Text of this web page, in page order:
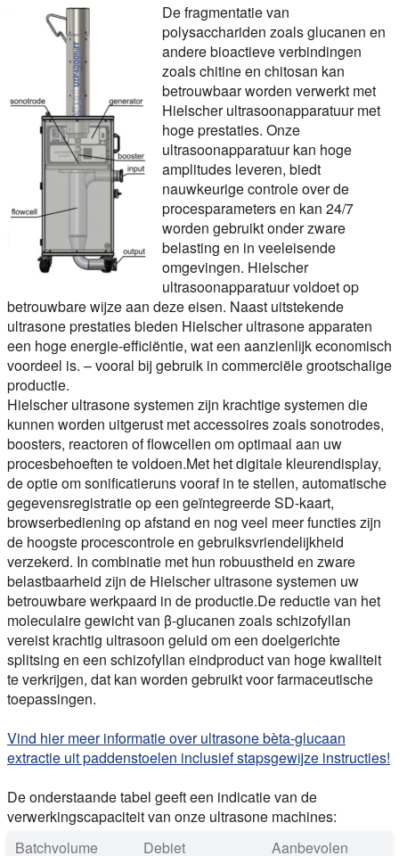
De fragmentatie van
polysacchariden zoals glucanen en
andere bioactieve verbindingen
zoals chitine en chitosan kan
betrouwbaar worden verwerkt met
Hielscher ultrasoonapparatuur met
hoge prestaties. Onze
ultrasoonapparatuur kan hoge
amplitudes leveren, biedt
nauwkeurige controle over de
procesparameters en kan 24/7
worden gebruikt onder zware
belasting en in veeleisende
omgevingen. Hielscher
ultrasoonapparatuur voldoet op
betrouwbare wijze aan deze eisen. Naast uitstekende
ultrasone prestaties bieden Hielscher ultrasone apparaten
een hoge energie-efficiëntie, wat een aanzienlijk economisch
voordeel is. – vooral bij gebruik in commerciële grootschalige
productie.
Hielscher ultrasone systemen zijn krachtige systemen die
kunnen worden uitgerust met accessoires zoals sonotrodes,
boosters, reactoren of flowcellen om optimaal aan uw
procesbehoeften te voldoen.Met het digitale kleurendisplay,
de optie om sonificatieruns vooraf in te stellen, automatische
gegevensregistratie op een geïntegreerde SD-kaart,
browserbediening op afstand en nog veel meer functies zijn
de hoogste procescontrole en gebruiksvriendelijkheid
verzekerd. In combinatie met hun robuustheid en zware
belastbaarheid zijn de Hielscher ultrasone systemen uw
betrouwbare werkpaard in de productie.De reductie van het
moleculaire gewicht van β-glucanen zoals schizofyllan
vereist krachtig ultrasoon geluid om een doelgerichte
splitsing en een schizofyllan eindproduct van hoge kwaliteit
te verkrijgen, dat kan worden gebruikt voor farmaceutische
toepassingen.
Vind hier meer informatie over ultrasone bèta-glucaan
extractie uit paddenstoelen inclusief stapsgewijze instructies!
De onderstaande tabel geeft een indicatie van de
verwerkingscapaciteit van onze ultrasone machines:
Batchvolume
Debiet Aanbevolen